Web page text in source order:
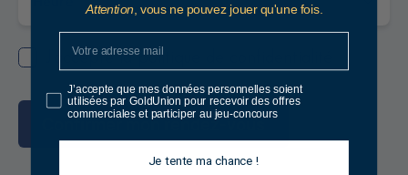
J’accepte la politique de confidentialité
Confirmer mon rendez-vous
Attention , vous ne pouvez jouer qu'une fois.
J’accepte que mes données personnelles soient
utilisées par GoldUnion pour recevoir des offres
commerciales et participer au jeu-concours
Je tente ma chance !